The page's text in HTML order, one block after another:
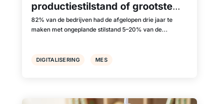
productiestilstand of grootste
misvatting?
DIGITALISERING MES
82% van de bedrijven had de afgelopen drie jaar te
maken met ongeplande stilstand 5–20% van de...